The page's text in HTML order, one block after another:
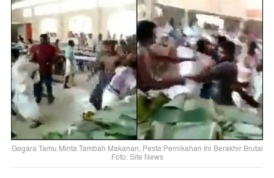
Gegara Tamu Minta Tambah Makanan, Pesta Pernikahan Ini Berakhir Brutal
Foto: Site News